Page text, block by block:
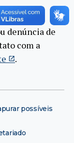
denúncia de
com a
.
possíveis